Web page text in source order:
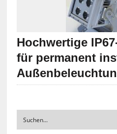
Hochwertige
für permanent